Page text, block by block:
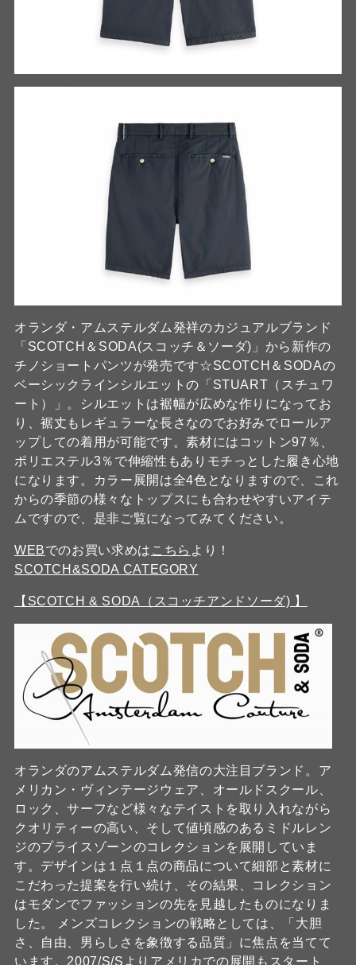
オランダ・アムステルダム発祥のカジュアルブランド
「SCOTCH＆SODA(スコッチ＆ソーダ)」から新作の
チノショートパンツが発売です☆SCOTCH＆SODAの
ベーシックラインシルエットの「STUART（スチュワ
ート）」。シルエットは裾幅が広めな作りになってお
り、裾丈もレギュラーな長さなのでお好みでロールア
ップしての着用が可能です。素材にはコットン97％、
ポリエステル3％で伸縮性もありモチっとした履き心地
になります。カラー展開は全4色となりますので、これ
からの季節の様々なトップスにも合わせやすいアイテ
ムですので、是非ご覧になってみてください。
WEBでのお買い求めは こちら より！
SCOTCH&SODA CATEGORY
【SCOTCH & SODA（スコッチアンドソーダ) 】
オランダのアムステルダム発信の大注目ブランド。ア
メリカン・ヴィンテージウェア、オールドスクール、
ロック、サーフなど様々なテイストを取り入れながら
クオリティーの高い、そして値頃感のあるミドルレン
ジのプライスゾーンのコレクションを展開していま
す。デザインは１点１点の商品について細部と素材に
こだわった提案を行い続け、その結果、コレクション
はモダンでファッションの先を見越したものになりま
した。 メンズコレクションの戦略としては、「大胆
さ、自由、男らしさを象徴する品質」に焦点を当てて
います。2007/S/Sよりアメリカでの展開もスタート